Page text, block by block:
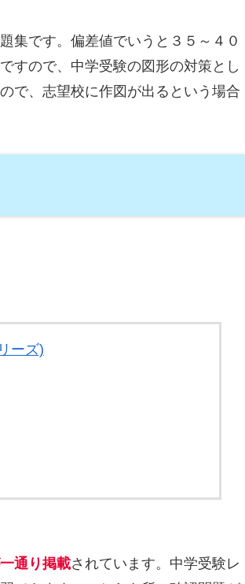
集です。偏差値でいうと３５～４０
すので、中学受験の図形の対策とし
で、志望校に作図が出るという場合
ーズ)
通り掲載されています。中学受験レ